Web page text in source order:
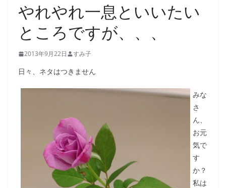
やれやれ一息といいたい
ところですが、、、
2013年9月22日 すみ子
日々、ネタはつきません
みな
さ
ん、
お元
気で
す
か？
私は